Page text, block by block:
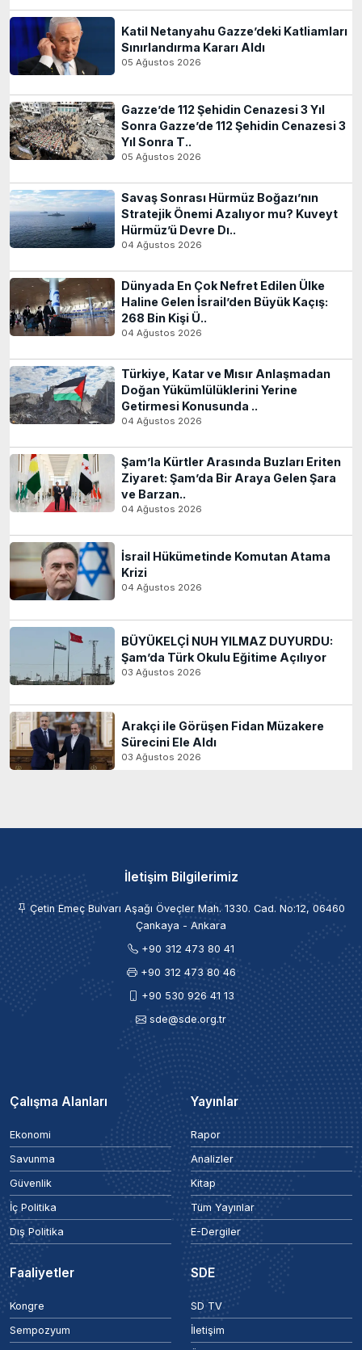
Katil Netanyahu Gazze’deki Katliamları
Sınırlandırma Kararı Aldı
05 Ağustos 2026
Gazze’de 112 Şehidin Cenazesi 3 Yıl
Sonra Gazze’de 112 Şehidin Cenazesi 3
Yıl Sonra T..
05 Ağustos 2026
Savaş Sonrası Hürmüz Boğazı’nın
Stratejik Önemi Azalıyor mu? Kuveyt
Hürmüz’ü Devre Dı..
04 Ağustos 2026
Dünyada En Çok Nefret Edilen Ülke
Haline Gelen İsrail’den Büyük Kaçış:
268 Bin Kişi Ü..
04 Ağustos 2026
Türkiye, Katar ve Mısır Anlaşmadan
Doğan Yükümlülüklerini Yerine
Getirmesi Konusunda ..
04 Ağustos 2026
Şam’la Kürtler Arasında Buzları Eriten
Ziyaret: Şam’da Bir Araya Gelen Şara
ve Barzan..
04 Ağustos 2026
İsrail Hükümetinde Komutan Atama
Krizi
04 Ağustos 2026
BÜYÜKELÇİ NUH YILMAZ DUYURDU:
Şam’da Türk Okulu Eğitime Açılıyor
03 Ağustos 2026
Arakçi ile Görüşen Fidan Müzakere
Sürecini Ele Aldı
03 Ağustos 2026
İletişim Bilgilerimiz
Çetin Emeç Bulvarı Aşağı Öveçler Mah. 1330. Cad. No:12, 06460
Çankaya - Ankara
+90 312 473 80 41
+90 312 473 80 46
+90 530 926 41 13
sde@sde.org.tr
Çalışma Alanları
Ekonomi
Savunma
Güvenlik
İç Politika
Dış Politika
Yayınlar
Rapor
Analizler
Kitap
Tüm Yayınlar
E-Dergiler
Faaliyetler
Kongre
Sempozyum
SDE
SD TV
İletişim